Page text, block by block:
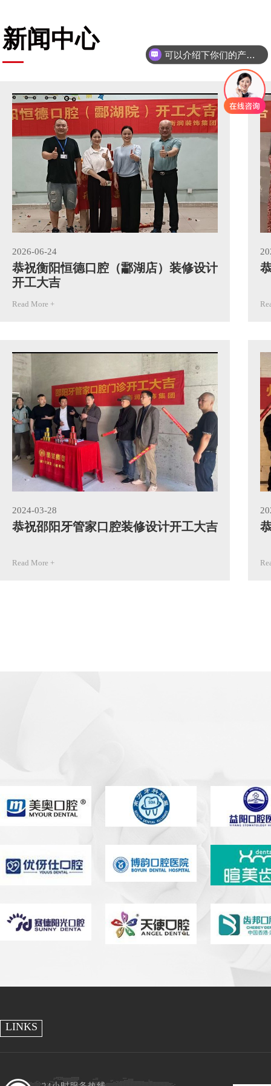
新闻中心
2026-06-24
恭祝衡阳恒德口腔（酃湖店）装修设计
开工大吉
Read More +
2024-03-28
恭祝邵阳牙管家口腔装修设计开工大吉
Read More +
LINKS
可以介绍下你们的产品么